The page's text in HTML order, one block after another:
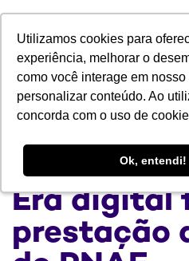
Utilizamos cookies para
experiência, melhorar o
como você interage em nosso
personalizar conteúdo. Ao
concorda com o uso de
Ok, entendi!
Utilizamos cookies para
experiência, melhorar o
como você interage em nosso
personalizar conteúdo. Ao
concorda com o uso de
Ok, entendi!
Era digital
prestação